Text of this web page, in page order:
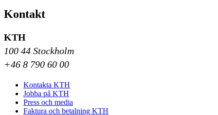
Kontakt
KTH
100 44 Stockholm
+46 8 790 60 00
Kontakta KTH
Jobba på KTH
Press och media
Faktura och betalning KTH